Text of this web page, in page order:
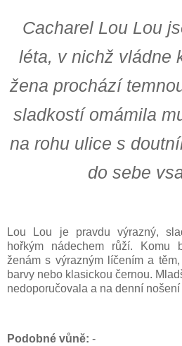
Cacharel Lou Lou
léta, v nichž vládne
žena prochází
sladkostí omámila
na rohu ulice s
do sebe
Lou Lou je pravdu výrazný,
hořkým nádechem růží. Komu
ženám s výrazným líčením a
barvy nebo klasickou černou.
nedoporučovala a na denní nošení
Podobné vůně: -